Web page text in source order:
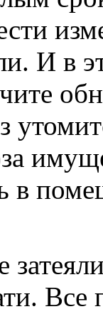
И в
в